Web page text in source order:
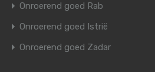
Onroerend goed Rab
Onroerend goed Istrië
Onroerend goed Zadar